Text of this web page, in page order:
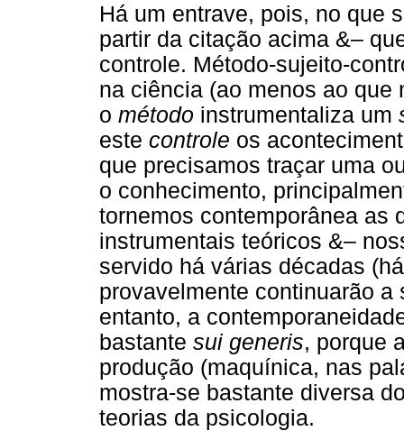
Há um entrave, pois, no que
partir da citação acima &–
controle. Método-sujeito-
na ciência (ao menos ao
o método instrumentaliza um
este controle os
que precisamos traçar uma
o conhecimento,
tornemos contemporânea as
instrumentais teóricos &–
servido há várias décadas
provavelmente continuarão
entanto, a
bastante sui generis, porque
produção (maquínica, nas
mostra-se bastante diversa
teorias da psicologia.